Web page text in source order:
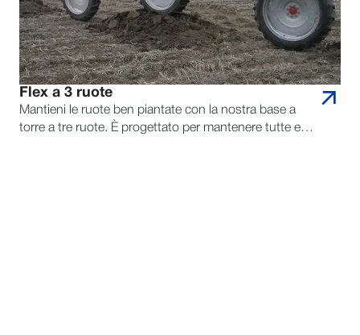
Flex a 3 ruote
Mantieni le ruote ben piantate con la nostra base a
torre a tre ruote. È progettato per mantenere tutte e